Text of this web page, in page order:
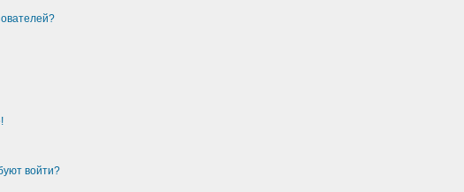
войти?